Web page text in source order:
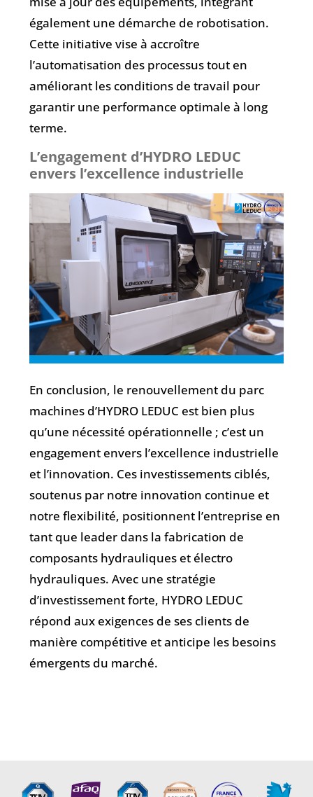
également une démarche de robotisation.
Cette initiative vise à accroître
l’automatisation des processus tout en
améliorant les conditions de travail pour
garantir une performance optimale à long
terme.
L’engagement d’HYDRO LEDUC
envers l’excellence industrielle
En conclusion, le renouvellement du parc
machines d’HYDRO LEDUC est bien plus
qu’une nécessité opérationnelle ; c’est un
engagement envers l’excellence industrielle
et l’innovation. Ces investissements ciblés,
soutenus par notre innovation continue et
notre flexibilité, positionnent l’entreprise en
tant que leader dans la fabrication de
composants hydrauliques et électro
hydrauliques. Avec une stratégie
d’investissement forte, HYDRO LEDUC
répond aux exigences de ses clients de
manière compétitive et anticipe les besoins
émergents du marché.